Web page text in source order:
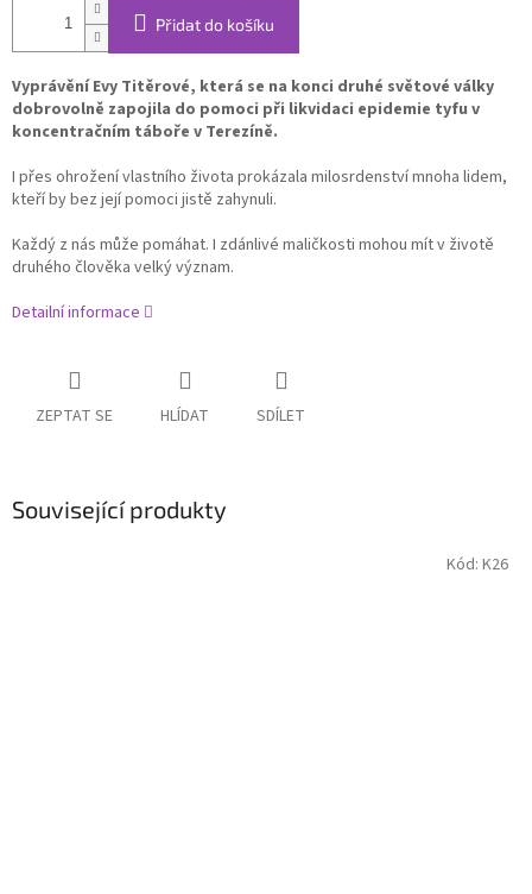
Přidat do košíku
Vyprávění Evy Titěrové, která se na konci druhé světové války
dobrovolně zapojila do pomoci při likvidaci epidemie tyfu v
koncentračním táboře v Terezíně.
I přes ohrožení vlastního života prokázala milosrdenství mnoha lidem,
kteří by bez její pomoci jistě zahynuli.
Každý z nás může pomáhat. I zdánlivé maličkosti mohou mít v životě
druhého člověka velký význam.
Detailní informace
ZEPTAT SE HLÍDAT SDÍLET
Související produkty
Kód: K26